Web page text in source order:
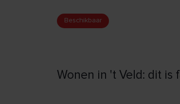
Beschikbaar
Wonen in 't Veld: dit is